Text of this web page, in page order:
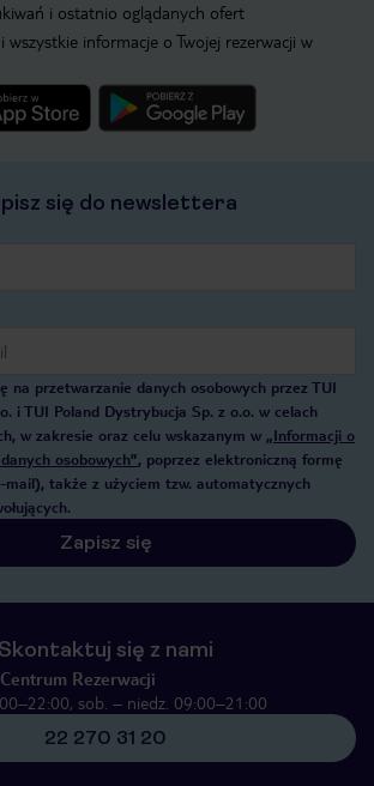
i ostatnio oglądanych ofert
wszystkie informacje o Twojej rezerwacji w
się do newslettera
na przetwarzanie danych osobowych przez TUI
i TUI Poland Dystrybucja Sp. z o.o. w celach
w zakresie oraz celu wskazanym w „Informacji o
osobowych”, poprzez elektroniczną formę
mail), także z użyciem tzw. automatycznych
Zapisz się
Skontaktuj się z nami
Rezerwacji
sob. – niedz. 09:00–21:00
22 270 31 20